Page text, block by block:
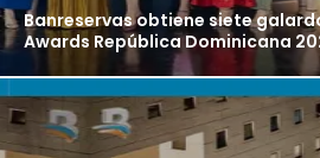
Banreservas obtiene siete
Awards República Dominicana